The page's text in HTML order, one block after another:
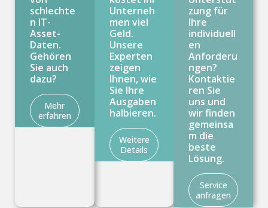
schlechte
n IT-
Asset-
Daten.
Gehören
Sie auch
dazu?
Mehr
erfahren
Unterneh
men viel
Geld.
Unsere
Experten
zeigen
Ihnen, wie
Sie Ihre
Ausgaben
halbieren.
Weitere
Details
zung für
Ihre
individuell
en
Anforderu
ngen?
Kontaktie
ren Sie
uns und
wir finden
gemeinsa
m die
beste
Lösung.
Service
anfragen